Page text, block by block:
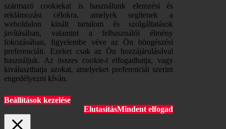
származó cookiekat is használunk elemzési és
reklámozási célokra, amelyek segítenek a
weboldalon kínált tartalom és szolgáltatások
javításában, valamint a felhasználói élmény
fokozásában, figyelembe véve az Ön böngészési
preferenciáit. Ezeket csak az Ön hozzájárulásával
használjuk. Az összes cookie-t elfogadhatja, vagy
kiválaszthatja azokat, amelyeket preferenciái szerint
engedélyezni kíván.
Beállítások kezelése
ElutasításMindent elfogad